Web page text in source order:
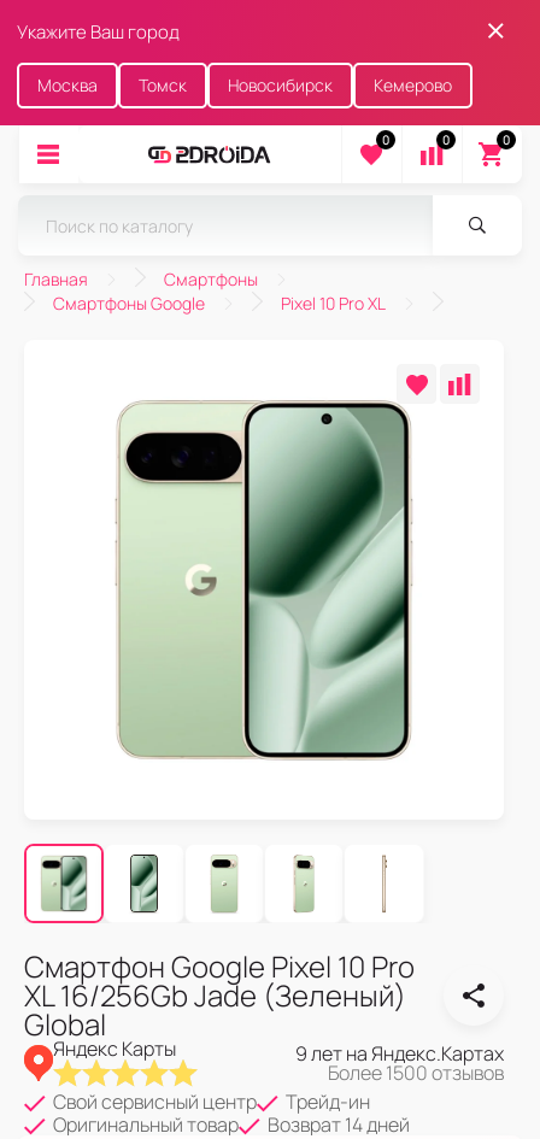
Укажите Ваш город
Москва Томск Новосибирск Кемерово
0 0 0
Главная
Смартфоны
Смартфоны Google
Pixel 10 Pro XL
Смартфон Google Pixel 10 Pro
XL 16/256Gb Jade (Зеленый)
Global
Яндекс Карты 9 лет на Яндекс.Картах
Более 1500 отзывов
Свой сервисный центр
Трейд-ин
Оригинальный товар
Возврат 14 дней